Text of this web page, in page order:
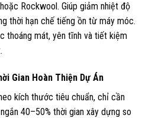
Rockwool. Giúp giảm nhiệt độ
thời hạn chế tiếng ồn từ máy móc.
thoáng mát, yên tĩnh và tiết kiệm
Gian Hoàn Thiện Dự Án
kích thước tiêu chuẩn, chỉ cần
40–50% thời gian xây dựng so